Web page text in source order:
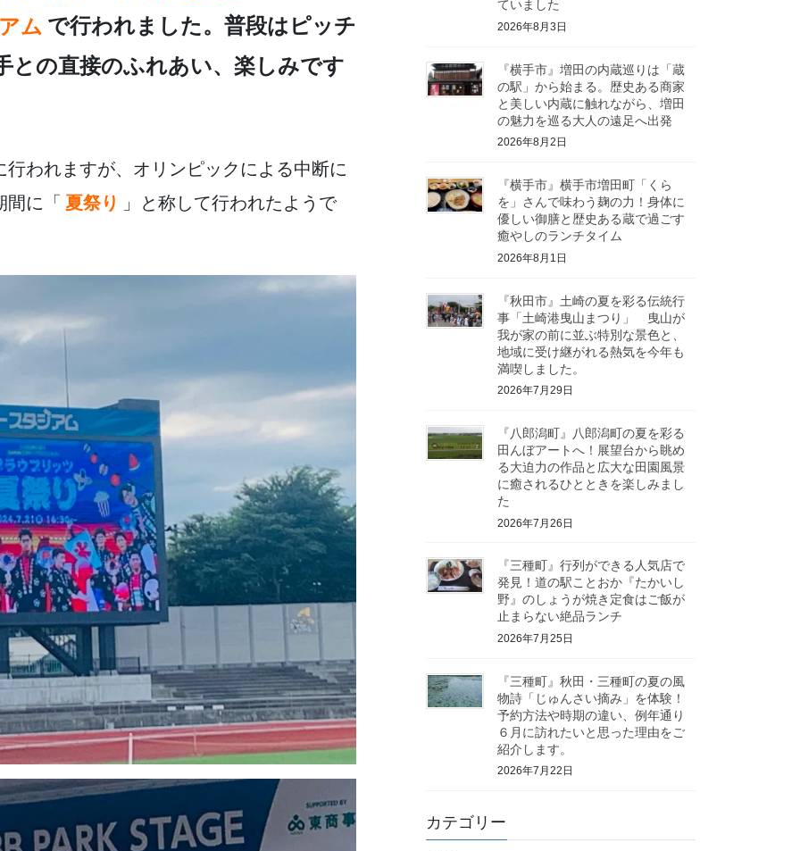
ム で行われました。普段はピッチ
との直接のふれあい、楽しみです
われますが、オリンピックによる中断に
に「 夏祭り 」と称して行われたようで
ていました
2026年8月3日
『横手市』増田の内蔵巡りは「蔵
の駅」から始まる。歴史ある商家
と美しい内蔵に触れながら、増田
の魅力を巡る大人の遠足へ出発
2026年8月2日
『横手市』横手市増田町「くら
を」さんで味わう麹の力！身体に
優しい御膳と歴史ある蔵で過ごす
癒やしのランチタイム
2026年8月1日
『秋田市』土崎の夏を彩る伝統行
事「土崎港曳山まつり」 曳山が
我が家の前に並ぶ特別な景色と、
地域に受け継がれる熱気を今年も
満喫しました。
2026年7月29日
『八郎潟町』八郎潟町の夏を彩る
田んぼアートへ！展望台から眺め
る大迫力の作品と広大な田園風景
に癒されるひとときを楽しみまし
た
2026年7月26日
『三種町』行列ができる人気店で
発見！道の駅ことおか『たかいし
野』のしょうが焼き定食はご飯が
止まらない絶品ランチ
2026年7月25日
『三種町』秋田・三種町の夏の風
物詩「じゅんさい摘み」を体験！
予約方法や時期の違い、例年通り
６月に訪れたいと思った理由をご
紹介します。
2026年7月22日
カテゴリー